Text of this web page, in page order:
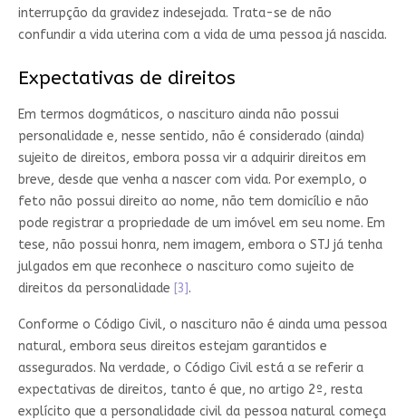
interrupção da gravidez indesejada. Trata-se de não
confundir a vida uterina com a vida de uma pessoa já nascida.
Expectativas de direitos
Em termos dogmáticos, o nascituro ainda não possui
personalidade e, nesse sentido, não é considerado (ainda)
sujeito de direitos, embora possa vir a adquirir direitos em
breve, desde que venha a nascer com vida. Por exemplo, o
feto não possui direito ao nome, não tem domicílio e não
pode registrar a propriedade de um imóvel em seu nome. Em
tese, não possui honra, nem imagem, embora o STJ já tenha
julgados em que reconhece o nascituro como sujeito de
direitos da personalidade [3].
Conforme o Código Civil, o nascituro não é ainda uma pessoa
natural, embora seus direitos estejam garantidos e
assegurados. Na verdade, o Código Civil está a se referir a
expectativas de direitos, tanto é que, no artigo 2º, resta
explícito que a personalidade civil da pessoa natural começa